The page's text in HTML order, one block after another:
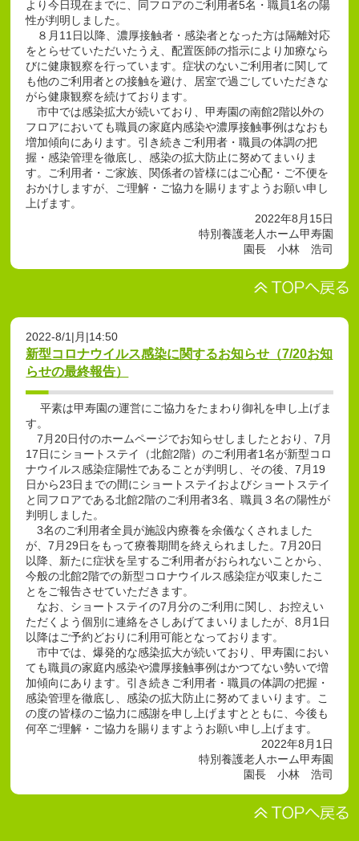
より今日現在までに、同フロアのご利用者5名・職員1名の陽
性が判明しました。
８月11日以降、濃厚接触者・感染者となった方は隔離対応
をとらせていただいたうえ、配置医師の指示により加療なら
びに健康観察を行っています。症状のないご利用者に関して
も他のご利用者との接触を避け、居室で過ごしていただきな
がら健康観察を続けております。
市中では感染拡大が続いており、甲寿園の南館2階以外の
フロアにおいても職員の家庭内感染や濃厚接触事例はなおも
増加傾向にあります。引き続きご利用者・職員の体調の把
握・感染管理を徹底し、感染の拡大防止に努めてまいりま
す。ご利用者・ご家族、関係者の皆様にはご心配・ご不便を
おかけしますが、ご理解・ご協力を賜りますようお願い申し
上げます。
2022年8月15日
特別養護老人ホーム甲寿園
園長 小林 浩司
2022-8/1|月|14:50
新型コロナウイルス感染に関するお知らせ（7/20お知
らせの最終報告）
平素は甲寿園の運営にご協力をたまわり御礼を申し上げま
す。
7月20日付のホームページでお知らせしましたとおり、7月
17日にショートステイ（北館2階）のご利用者1名が新型コロ
ナウイルス感染症陽性であることが判明し、その後、7月19
日から23日までの間にショートステイおよびショートステイ
と同フロアである北館2階のご利用者3名、職員３名の陽性が
判明しました。
3名のご利用者全員が施設内療養を余儀なくされました
が、7月29日をもって療養期間を終えられました。7月20日
以降、新たに症状を呈するご利用者がおられないことから、
今般の北館2階での新型コロナウイルス感染症が収束したこ
とをご報告させていただきます。
なお、ショートステイの7月分のご利用に関し、お控えい
ただくよう個別に連絡をさしあげてまいりましたが、8月1日
以降はご予約どおりに利用可能となっております。
市中では、爆発的な感染拡大が続いており、甲寿園におい
ても職員の家庭内感染や濃厚接触事例はかつてない勢いで増
加傾向にあります。引き続きご利用者・職員の体調の把握・
感染管理を徹底し、感染の拡大防止に努めてまいります。こ
の度の皆様のご協力に感謝を申し上げますとともに、今後も
何卒ご理解・ご協力を賜りますようお願い申し上げます。
2022年8月1日
特別養護老人ホーム甲寿園
園長 小林 浩司